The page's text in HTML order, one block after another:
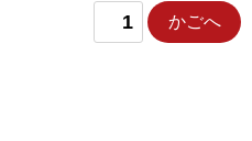
かごへ